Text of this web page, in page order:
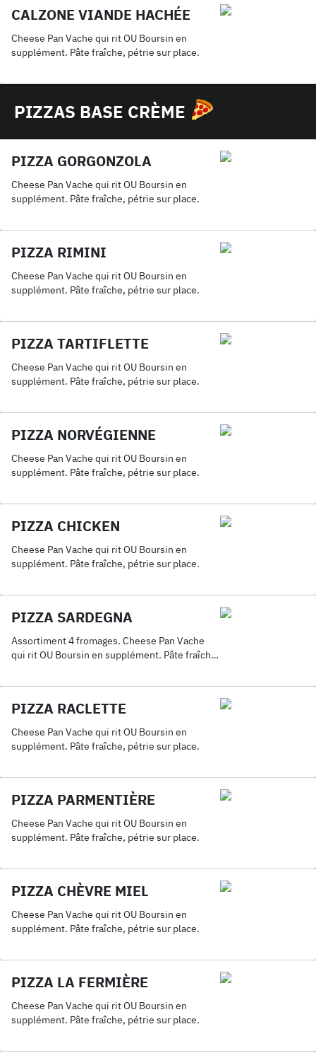
CALZONE VIANDE HACHÉE
Cheese Pan Vache qui rit OU Boursin en
supplément. Pâte fraîche, pétrie sur place.
PIZZAS BASE CRÈME
PIZZA GORGONZOLA
Cheese Pan Vache qui rit OU Boursin en
supplément. Pâte fraîche, pétrie sur place.
PIZZA RIMINI
Cheese Pan Vache qui rit OU Boursin en
supplément. Pâte fraîche, pétrie sur place.
PIZZA TARTIFLETTE
Cheese Pan Vache qui rit OU Boursin en
supplément. Pâte fraîche, pétrie sur place.
PIZZA NORVÉGIENNE
Cheese Pan Vache qui rit OU Boursin en
supplément. Pâte fraîche, pétrie sur place.
PIZZA CHICKEN
Cheese Pan Vache qui rit OU Boursin en
supplément. Pâte fraîche, pétrie sur place.
PIZZA SARDEGNA
Assortiment 4 fromages. Cheese Pan Vache
qui rit OU Boursin en supplément. Pâte fraîche,
PIZZA RACLETTE
Cheese Pan Vache qui rit OU Boursin en
supplément. Pâte fraîche, pétrie sur place.
PIZZA PARMENTIÈRE
Cheese Pan Vache qui rit OU Boursin en
supplément. Pâte fraîche, pétrie sur place.
PIZZA CHÈVRE MIEL
Cheese Pan Vache qui rit OU Boursin en
supplément. Pâte fraîche, pétrie sur place.
PIZZA LA FERMIÈRE
Cheese Pan Vache qui rit OU Boursin en
supplément. Pâte fraîche, pétrie sur place.